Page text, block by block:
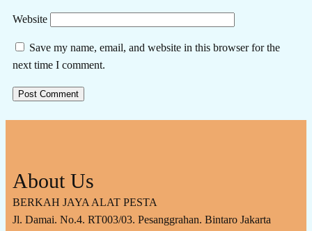
Website
Save my name, email, and website in this browser for the
next time I comment.
About Us
BERKAH JAYA ALAT PESTA
Jl. Damai. No.4. RT003/03. Pesanggrahan. Bintaro Jakarta